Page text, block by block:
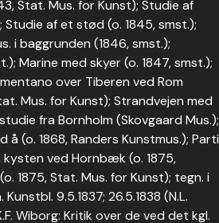
Stat. Mus. for Kunst); Studie af
Studie af et stød (o. 1845, smst.);
i baggrunden (1846, smst.);
Marine med skyer (o. 1847, smst.);
over Tiberen ved Rom
Mus. for Kunst); Strandvejen med
fra Bornholm (Skovgaard Mus.);
(o. 1868, Randers Kunstmus.); Parti
kysten ved Hornbæk (o. 1875,
1875, Stat. Mus. for Kunst); tegn. i
9.5.1837; 26.5.1838 (N.L.
Wiborg: Kritik over de ved det kgl.